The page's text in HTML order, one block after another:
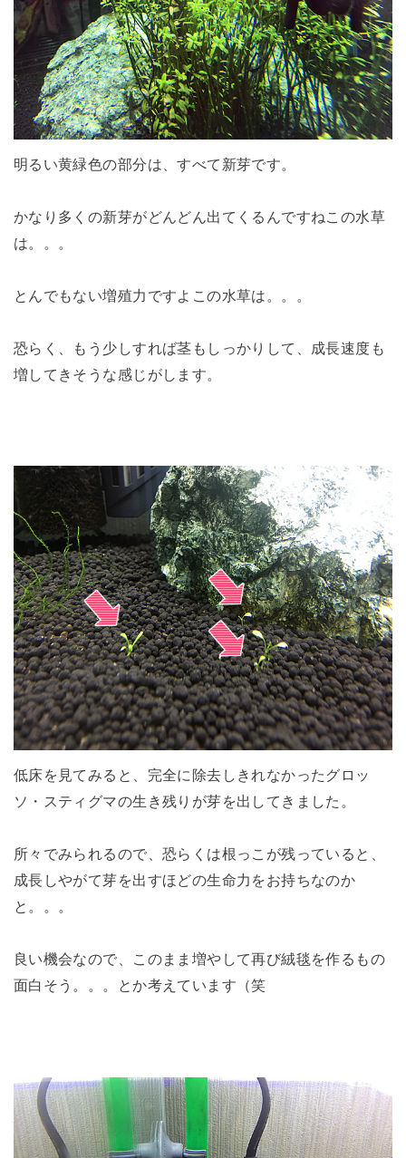
明るい黄緑色の部分は、すべて新芽です。
かなり多くの新芽がどんどん出てくるんですねこの水草
は。。。
とんでもない増殖力ですよこの水草は。。。
恐らく、もう少しすれば茎もしっかりして、成長速度も
増してきそうな感じがします。
低床を見てみると、完全に除去しきれなかったグロッ
ソ・スティグマの生き残りが芽を出してきました。
所々でみられるので、恐らくは根っこが残っていると、
成長しやがて芽を出すほどの生命力をお持ちなのか
と。。。
良い機会なので、このまま増やして再び絨毯を作るもの
面白そう。。。とか考えています（笑